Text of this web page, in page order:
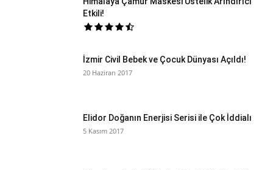
Etkili!
İzmir Civil Bebek ve Çocuk Dünyası Açıldı!
20 Haziran 2017
Elidor Doğanın Enerjisi Serisi ile Çok İddialı
5 Kasım 2017